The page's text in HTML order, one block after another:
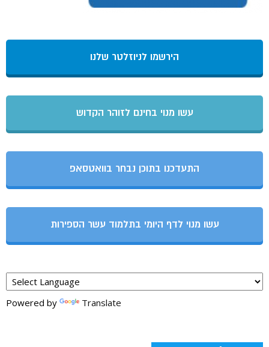
הירשמו לניוזלטר שלנו
עשו מנוי בחינם לזוהר הקדוש
התעדכנו בתוכן נבחר בוואטסאפ
עשו מנוי לדף היומי בתלמוד עשר הספירות
Powered by Translate